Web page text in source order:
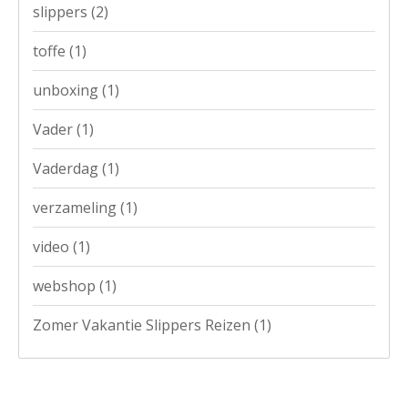
slippers (2)
toffe (1)
unboxing(1)
Vader(1)
Vaderdag(1)
verzameling(1)
video (1)
webshop (1)
Zomer Vakantie Slippers Reizen (1)